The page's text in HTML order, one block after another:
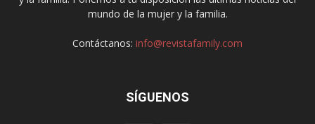
mundo de la mujer y la familia.
Contáctanos: info@revistafamily.com
SÍGUENOS